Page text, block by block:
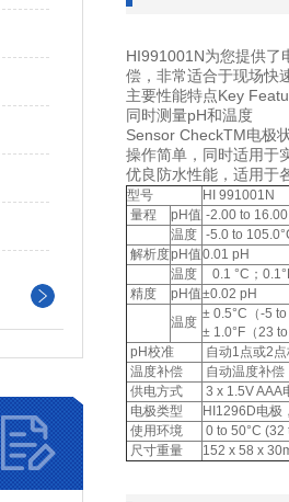
HI991001N为您提供了
偿，非常适合于现场快
主要性能特点Key
同时测量pH和温度
Sensor CheckTM电极
操作简单，同时适用于
优良防水性能，适用于
型号
HI 991001N
量程
pH值 -2.00 to
温度 -5.0 to
解析度pH值0.01 pH
温度
0.1 °C；
精度
pH值±0.02 pH
温度
± 0.5°C（-5
± 1.0°F（23
pH校准
自动1点或2
温度补偿
自动温度补偿
供电方式
3 x 1.5V AAA
电极类型
HI1296D电极
使用环境
0 to 50°C
尺寸重量
152 x 58 x